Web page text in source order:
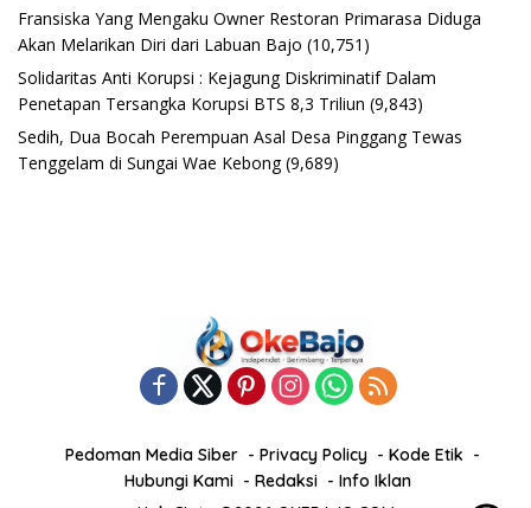
Fransiska Yang Mengaku Owner Restoran Primarasa Diduga
Akan Melarikan Diri dari Labuan Bajo (10,751)
Solidaritas Anti Korupsi : Kejagung Diskriminatif Dalam
Penetapan Tersangka Korupsi BTS 8,3 Triliun (9,843)
Sedih, Dua Bocah Perempuan Asal Desa Pinggang Tewas
Tenggelam di Sungai Wae Kebong (9,689)
Pedoman Media Siber Privacy Policy
Kode Etik
Hubungi Kami
Redaksi
Info Iklan